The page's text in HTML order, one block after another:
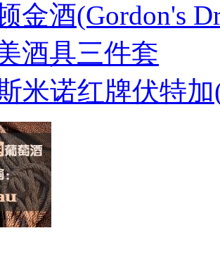
金酒(Gordon's
酒具三件套
米诺红牌伏特